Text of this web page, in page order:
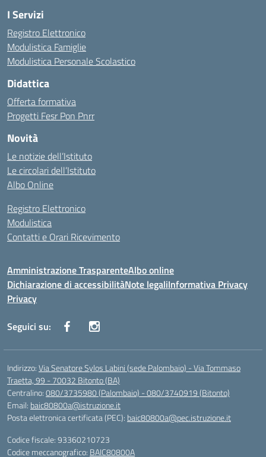
I Servizi
Registro Elettronico
Modulistica Famiglie
Modulistica Personale Scolastico
Didattica
Offerta formativa
Progetti Fesr Pon Pnrr
Novità
Le notizie dell’Istituto
Le circolari dell’Istituto
Albo Online
Registro Elettronico
Modulistica
Contatti e Orari Ricevimento
Amministrazione TrasparenteAlbo online
Dichiarazione di accessibilitàNote legaliInformativa Privacy
Privacy
Seguici su:
Indirizzo:Via Senatore Sylos Labini (sede Palombaio) - Via Tommaso
Traetta, 99 - 70032 Bitonto (BA)
Centralino:080/3735980 (Palombaio) - 080/3740919 (Bitonto)
Email: baic80800a@istruzione.it
Posta elettronica certificata (PEC): baic80800a@pec.istruzione.it
Codice fiscale: 93360210723
Codice meccanografico: BAIC80800A